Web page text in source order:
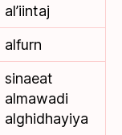
al’iintaj
alfurn
sinaeat
almawadi
alghidhayiya